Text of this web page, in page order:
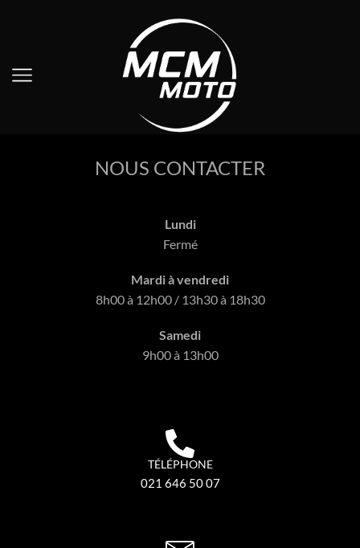
NOUS CONTACTER
Lundi
Fermé
Mardi à vendredi
8h00 à 12h00 / 13h30 à 18h30
Samedi
9h00 à 13h00
TÉLÉPHONE
021 646 50 07